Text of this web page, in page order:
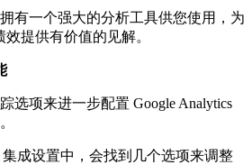
有一个强大的分析工具供您使用，为
效提供有价值的见解。
选项来进一步配置 Google Analytics
集成设置中，会找到几个选项来调整